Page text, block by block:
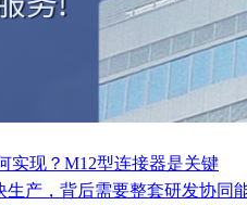
实现？M12型连接器是关键
生产，背后需要整套研发协同